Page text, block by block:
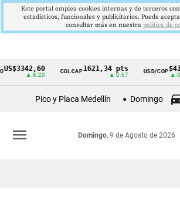
Cintillo
Colombia
COLCAP1621,34 pts USD/COP$4178
▲ 0.42
Pico y Placa Medellín Domingo
Domingo, 9 de Agosto de 2026
menu
Este portal emplea cookies internas y de terceros
estadísticos, funcionales y publicitarios. Puede
consultar más en nuestra politica de